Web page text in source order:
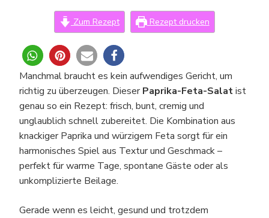
Zum Rezept Rezept drucken
1
Manchmal braucht es kein aufwendiges Gericht, um
richtig zu überzeugen. DieserPaprika-Feta-Salatist
genau so ein Rezept: frisch, bunt, cremig und
unglaublich schnell zubereitet. Die Kombination aus
knackiger Paprika und würzigem Feta sorgt für ein
harmonisches Spiel aus Textur und Geschmack –
perfekt für warme Tage, spontane Gäste oder als
unkomplizierte Beilage.
Gerade wenn es leicht, gesund und trotzdem